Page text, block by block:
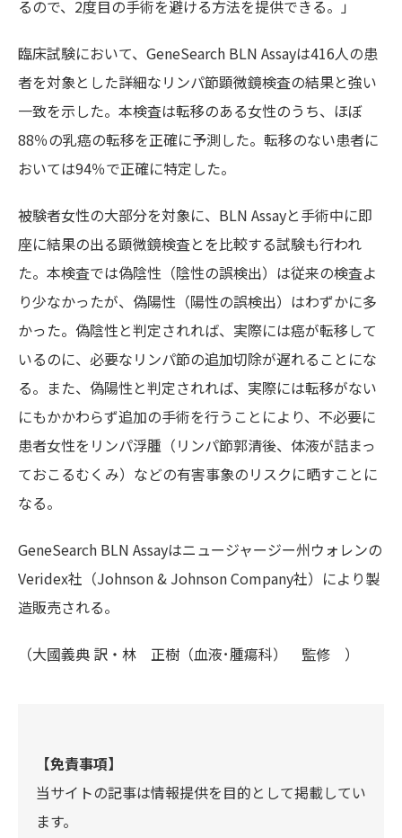
るので、2度目の手術を避ける方法を提供できる。」
臨床試験において、GeneSearch BLN Assayは416人の患
者を対象とした詳細なリンパ節顕微鏡検査の結果と強い
一致を示した。本検査は転移のある女性のうち、ほぼ
88％の乳癌の転移を正確に予測した。転移のない患者に
おいては94％で正確に特定した。
被験者女性の大部分を対象に、BLN Assayと手術中に即
座に結果の出る顕微鏡検査とを比較する試験も行われ
た。本検査では偽陰性（陰性の誤検出）は従来の検査よ
り少なかったが、偽陽性（陽性の誤検出）はわずかに多
かった。偽陰性と判定されれば、実際には癌が転移して
いるのに、必要なリンパ節の追加切除が遅れることにな
る。また、偽陽性と判定されれば、実際には転移がない
にもかかわらず追加の手術を行うことにより、不必要に
患者女性をリンパ浮腫（リンパ節郭清後、体液が詰まっ
ておこるむくみ）などの有害事象のリスクに晒すことに
なる。
GeneSearch BLN Assayはニュージャージー州ウォレンの
Veridex社（Johnson & Johnson Company社）により製
造販売される。
（大國義典 訳・林 正樹（血液･腫瘍科） 監修 ）
【免責事項】
当サイトの記事は情報提供を目的として掲載してい
ます。